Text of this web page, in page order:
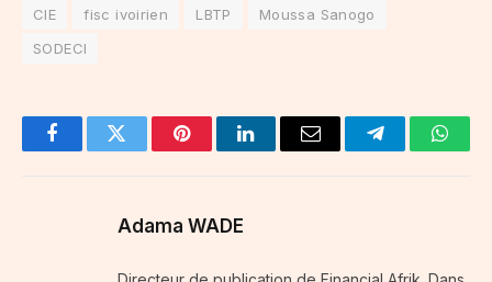
CIE fisc ivoirien LBTP
Moussa Sanogo
SODECI
FacebookTwitter PinterestLinkedInEmail Telegram
Adama WADE